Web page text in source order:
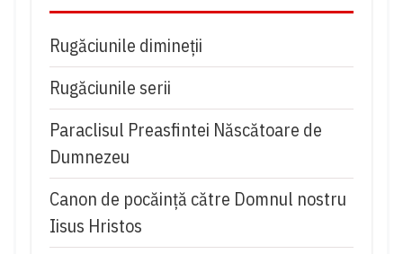
Rugăciunile dimineții
Rugăciunile serii
Paraclisul Preasfintei Născătoare de
Dumnezeu
Canon de pocăință către Domnul nostru
Iisus Hristos